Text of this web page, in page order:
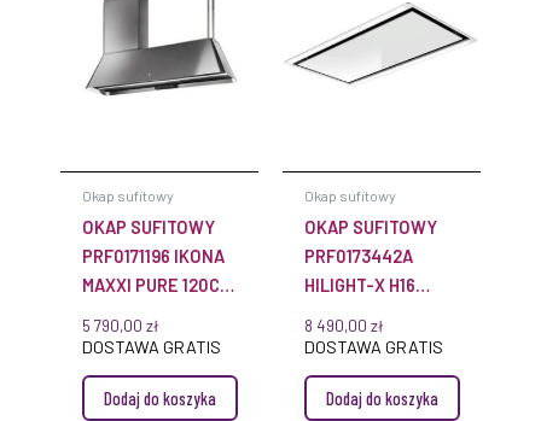
Okap sufitowy
OKAP SUFITOWY
PRF0171196 IKONA
MAXXI PURE 120CM
5 790,00 zł
DOSTAWA GRATIS
Dodaj do koszyka
Okap sufitowy
OKAP SUFITOWY
PRF0173442A
HILIGHT-X H16
8 490,00 zł
DOSTAWA GRATIS
Dodaj do koszyka